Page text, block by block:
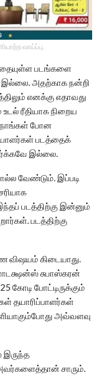
வாய்ப்பு.
படங்களை
இல்லை. அதற்காக நன்றி
எனக்கு எதாவது
உடல் ரீதியாக நிறைய
நாங்கள் போன
படத்தைக்
இல்லை.
வேண்டும். இப்படி
படத்திற்கு இன்னும்
படத்திற்கு
விஷயம் கிடையாது.
சுபாஸ்கரன்
கோடி போட்டிருக்கும்
தயாரிப்பாளர்கள்
அவ்வளவு
சாரும்.